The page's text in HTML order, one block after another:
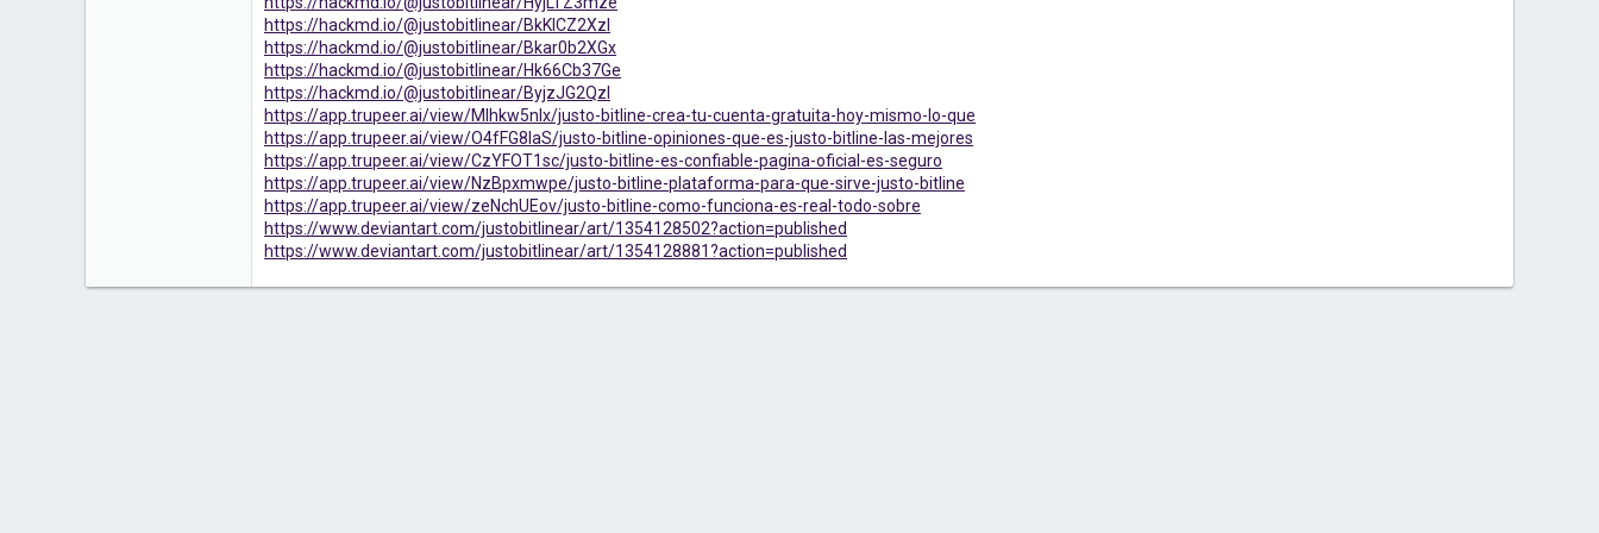
https://hackmd.io/@justobitlinear/BkKlCZ2Xzl
https://hackmd.io/@justobitlinear/Bkar0b2XGx
https://hackmd.io/@justobitlinear/Hk66Cb37Ge
https://hackmd.io/@justobitlinear/ByjzJG2Qzl
https://app.trupeer.ai/view/MIhkw5nlx/justo-bitline-crea-tu-cuenta-gratuita-hoy-mismo-lo-que
https://app.trupeer.ai/view/O4fFG8IaS/justo-bitline-opiniones-que-es-justo-bitline-las-mejores
https://app.trupeer.ai/view/CzYFOT1sc/justo-bitline-es-confiable-pagina-oficial-es-seguro
https://app.trupeer.ai/view/NzBpxmwpe/justo-bitline-plataforma-para-que-sirve-justo-bitline
https://app.trupeer.ai/view/zeNchUEov/justo-bitline-como-funciona-es-real-todo-sobre
https://www.deviantart.com/justobitlinear/art/1354128502?action=published
https://www.deviantart.com/justobitlinear/art/1354128881?action=published